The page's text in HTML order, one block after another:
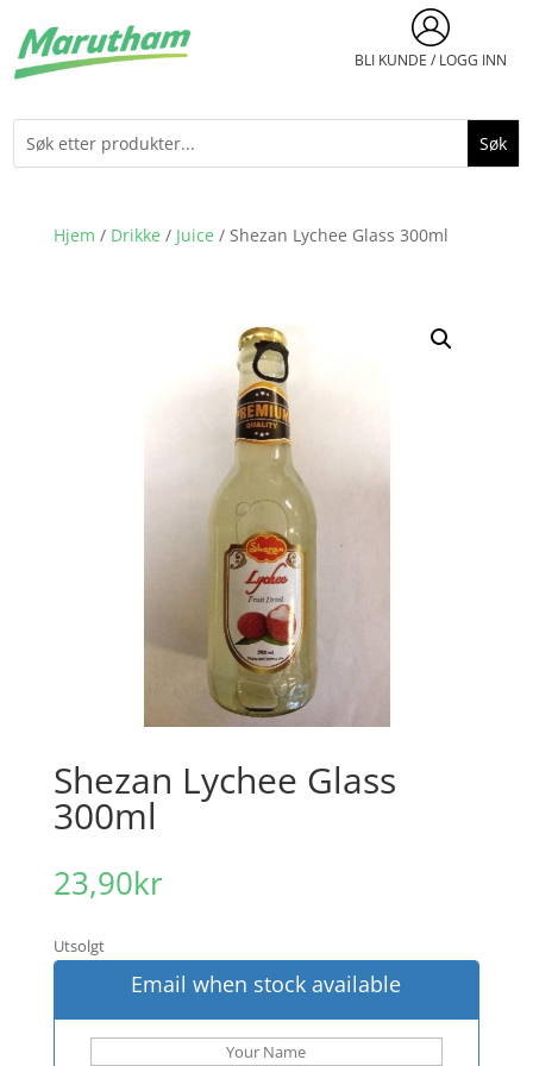
BLI KUNDE / LOGG INN
Hjem / Drikke / Juice / Shezan Lychee Glass 300ml
Shezan Lychee Glass
300ml
23,90kr
Utsolgt
Email when stock available